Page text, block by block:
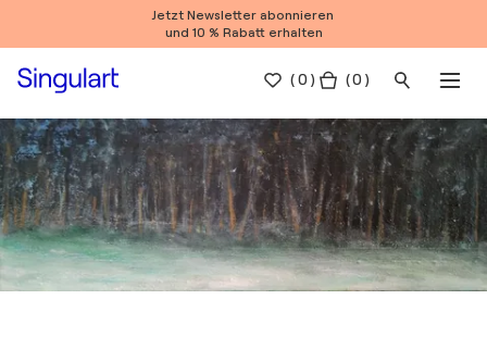
Jetzt Newsletter abonnieren
und 10 % Rabatt erhalten
(0 ) ( 0 )